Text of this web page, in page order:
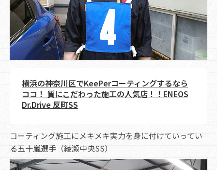
横浜の神奈川区でKeePerコーティングするなら
ココ！ 質にこだわった施工の人気店！！ENEOS
Dr.Drive 反町SS
コーティング施工にメキメキ実力を身に付けていってい
る五十嵐選手（綾瀬中央SS）